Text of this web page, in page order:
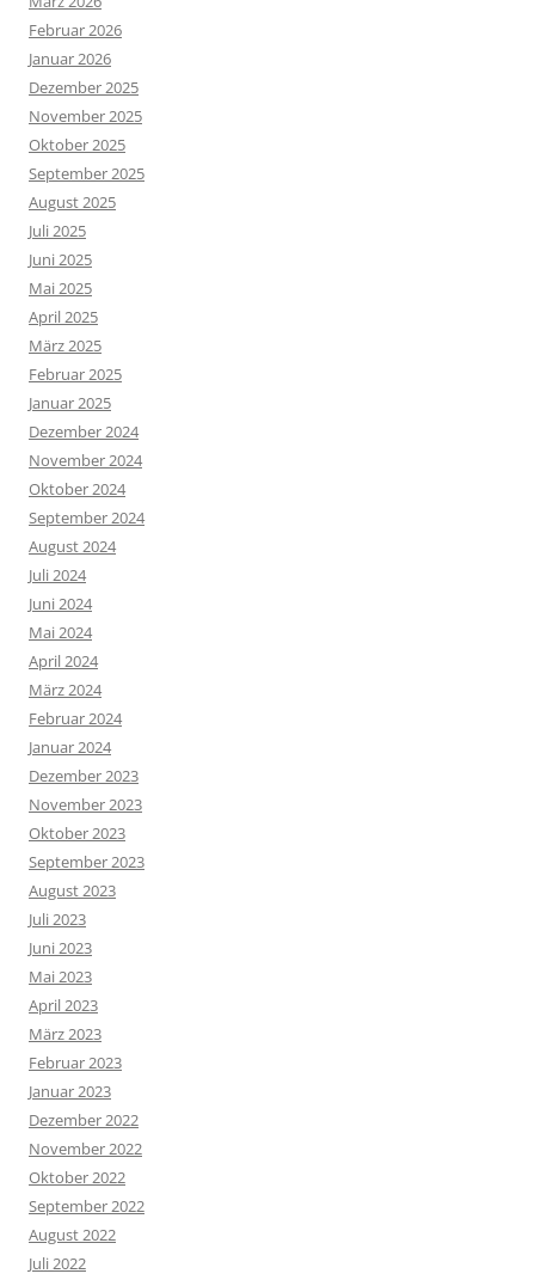
Februar 2026
Januar 2026
Dezember 2025
November 2025
Oktober 2025
September 2025
August 2025
Juli 2025
Juni 2025
Mai 2025
April 2025
März 2025
Februar 2025
Januar 2025
Dezember 2024
November 2024
Oktober 2024
September 2024
August 2024
Juli 2024
Juni 2024
Mai 2024
April 2024
März 2024
Februar 2024
Januar 2024
Dezember 2023
November 2023
Oktober 2023
September 2023
August 2023
Juli 2023
Juni 2023
Mai 2023
April 2023
März 2023
Februar 2023
Januar 2023
Dezember 2022
November 2022
Oktober 2022
September 2022
August 2022
Juli 2022